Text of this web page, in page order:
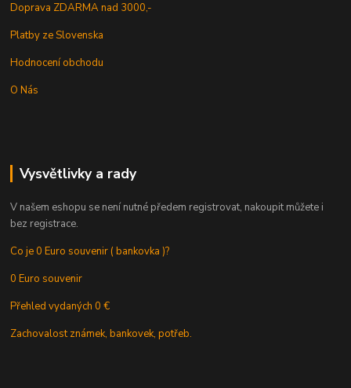
Doprava ZDARMA nad 3000,-
Platby ze Slovenska
Hodnocení obchodu
O Nás
Vysvětlivky a rady
V našem eshopu se není nutné předem registrovat, nakoupit můžete i
bez registrace.
Co je 0 Euro souvenir ( bankovka )?
0 Euro souvenir
Přehled vydaných 0 €
Zachovalost známek, bankovek, potřeb.